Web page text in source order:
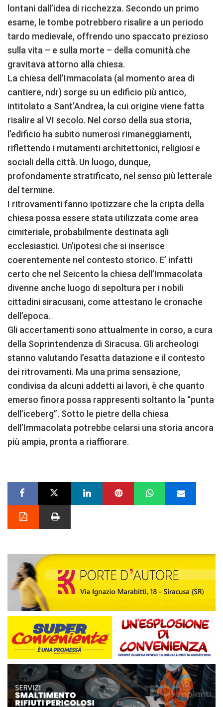
lontani dall’idea di ricchezza. Secondo un primo
esame, le tombe potrebbero risalire a un periodo
tardo medievale, offrendo uno spaccato prezioso
sulla vita – e sulla morte – della comunità che
gravitava attorno alla chiesa.
La chiesa dell’Immacolata (al momento area di
cantiere, ndr) sorge su un edificio più antico,
intitolato a Sant’Andrea, la cui origine viene fatta
risalire al VI secolo. Nel corso della sua storia,
l’edificio ha subito numerosi rimaneggiamenti,
riflettendo i mutamenti architettonici, religiosi e
sociali della città. Un luogo, dunque,
profondamente stratificato, nel senso più letterale
del termine.
I ritrovamenti fanno ipotizzare che la cripta della
chiesa possa essere stata utilizzata come area
cimiteriale, probabilmente destinata agli
ecclesiastici. Un’ipotesi che si inserisce
coerentemente nel contesto storico. E’ infatti
certo che nel Seicento la chiesa dell’Immacolata
divenne anche luogo di sepoltura per i nobili
cittadini siracusani, come attestano le cronache
dell’epoca.
Gli accertamenti sono attualmente in corso, a cura
della Soprintendenza di Siracusa. Gli archeologi
stanno valutando l’esatta datazione e il contesto
dei ritrovamenti. Ma una prima sensazione,
condivisa da alcuni addetti ai lavori, è che quanto
emerso finora possa rappresenti soltanto la “punta
dell’iceberg”. Sotto le pietre della chiesa
dell’Immacolata potrebbe celarsi una storia ancora
più ampia, pronta a riaffiorare.